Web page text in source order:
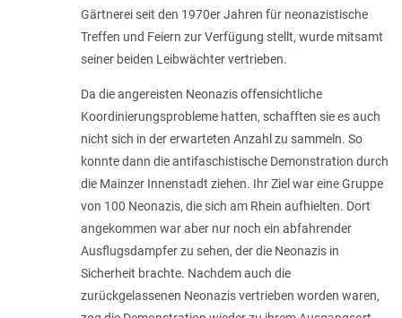
Gärtnerei seit den 1970er Jahren für neonazistische
Treffen und Feiern zur Verfügung stellt, wurde mitsamt
seiner beiden Leibwächter vertrieben.
Da die angereisten Neonazis offensichtliche
Koordinierungsprobleme hatten, schafften sie es auch
nicht sich in der erwarteten Anzahl zu sammeln. So
konnte dann die antifaschistische Demonstration durch
die Mainzer Innenstadt ziehen. Ihr Ziel war eine Gruppe
von 100 Neonazis, die sich am Rhein aufhielten. Dort
angekommen war aber nur noch ein abfahrender
Ausflugsdampfer zu sehen, der die Neonazis in
Sicherheit brachte. Nachdem auch die
zurückgelassenen Neonazis vertrieben worden waren,